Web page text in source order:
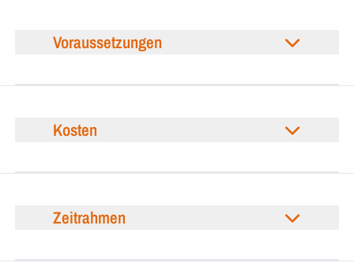
Voraussetzungen
Kosten
Zeitrahmen